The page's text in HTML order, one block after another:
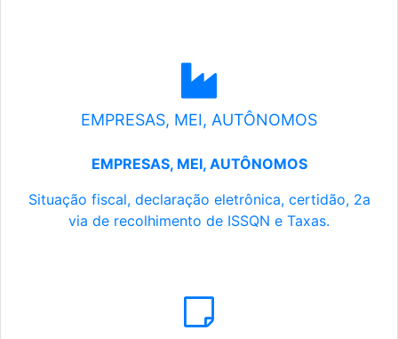
EMPRESAS, MEI, AUTÔNOMOS
EMPRESAS, MEI, AUTÔNOMOS
Situação fiscal, declaração eletrônica, certidão, 2a
via de recolhimento de ISSQN e Taxas.